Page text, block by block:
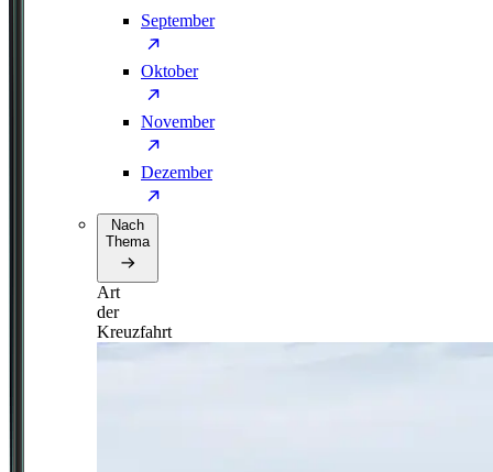
September
Oktober
November
Dezember
Nach
Thema
Art
der
Kreuzfahrt